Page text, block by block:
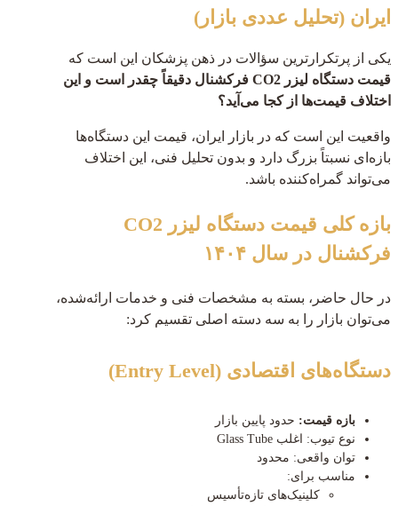
ایران (تحلیل عددی بازار)
یکی از پرتکرارترین سؤالات در ذهن پزشکان این است که
قیمت دستگاه لیزر CO2 فرکشنال دقیقاً چقدر است و این
اختلاف قیمت‌ها از کجا می‌آید؟
واقعیت این است که در بازار ایران، قیمت این دستگاه‌ها
بازه‌ای نسبتاً بزرگ دارد و بدون تحلیل فنی، این اختلاف
می‌تواند گمراه‌کننده باشد.
بازه کلی قیمت دستگاه لیزر CO2
فرکشنال در سال ۱۴۰۴
در حال حاضر، بسته به مشخصات فنی و خدمات ارائه‌شده،
می‌توان بازار را به سه دسته اصلی تقسیم کرد:
دستگاه‌های اقتصادی (Entry Level)
بازه قیمت: حدود پایین بازار
نوع تیوب: اغلب Glass Tube
توان واقعی: محدود
مناسب برای:
کلینیک‌های تازه‌تأسیس